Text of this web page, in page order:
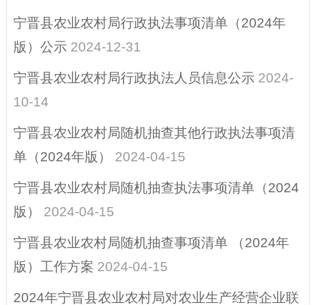
涉企行政检查公示
行政事业性收费、
减税降费
宁晋县农业农村局行政执法事项清单（2024年
版）公示 2024-12-31
宁晋县农业农村局行政执法人员信息公示 2024-
10-14
宁晋县农业农村局随机抽查其他行政执法事项清
单（2024年版）
2024-04-15
宁晋县农业农村局随机抽查执法事项清单（2024
版）
2024-04-15
宁晋县农业农村局随机抽查事项清单 （2024年
版）工作方案 2024-04-15
2024年宁晋县农业农村局对农业生产经营企业联